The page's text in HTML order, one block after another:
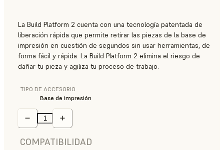
La Build Platform 2 cuenta con una tecnología patentada de
liberación rápida que permite retirar las piezas de la base de
impresión en cuestión de segundos sin usar herramientas, de
forma fácil y rápida. La Build Platform 2 elimina el riesgo de
dañar tu pieza y agiliza tu proceso de trabajo.
TIPO DE ACCESORIO
Base de impresión
COMPATIBILIDAD